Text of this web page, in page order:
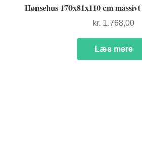
Hønsehus 170x81x110 cm
kr. 1.768,00
Læs mere